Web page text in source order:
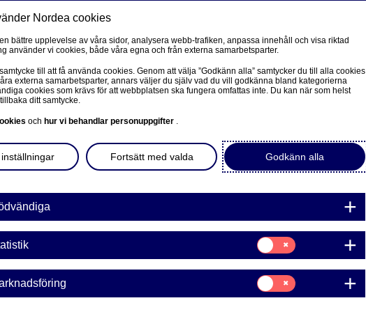
LOGGA IN
FÖRETAG
Corporate Netbank
Nordea Corporate
Våra sidor – kundinformation
Företagets Dokument/Signera digitalt
GiroLink
Nordea Bokföring
Ditt liv Våra tjänster
för
placeringsrådgivning
av lagen (2023:254)
som kräver att
Detta
2024.
Nordea cookies
bättre upplevelse av våra sidor, analysera webb-trafiken, anpassa innehåll och visa riktad
använder vi cookies, både våra egna och från externa samarbetsparter.
till att få använda cookies. Genom att välja ”Godkänn alla” samtycker du till alla cookies
externa samarbetsparter, annars väljer du själv vad du vill godkänna bland kategorierna
cookies som krävs för att webbplatsen ska fungera omfattas inte. Du kan när som helst
ditt samtycke.
och hur vi behandlar personuppgifter .
Godkänn alla
Fortsätt med valda
Samtycke
för:
Statistik
Samtycke
för:
Marknadsföring